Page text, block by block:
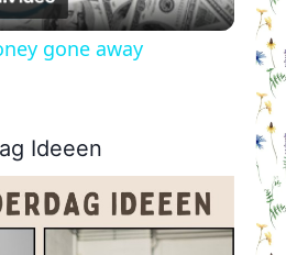
Video
gone away
Ideeen